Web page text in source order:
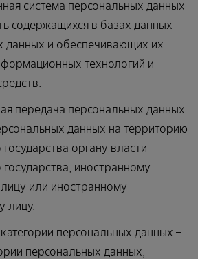
система персональных данных
содержащихся в базах данных
данных и обеспечивающих их
технологий и
передача персональных данных
данных на территорию
органу власти
государства, иностранному
или иностранному
лицу.
персональных данных –
персональных данных,